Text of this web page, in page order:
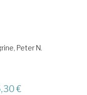
Peter N.
€